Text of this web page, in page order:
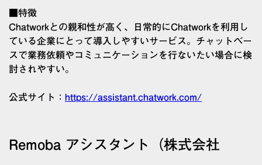
■特徴
Chatworkとの親和性が高く、日常的にChatworkを利用し
ている企業にとって導入しやすいサービス。チャットベー
スで業務依頼やコミュニケーションを行ないたい場合に検
討されやすい。
公式サイト： https://assistant.chatwork.com/
Remoba アシスタント（株式会社